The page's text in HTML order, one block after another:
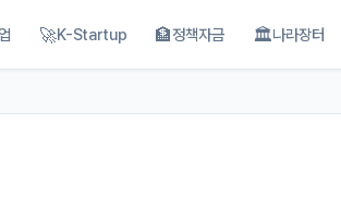
🚀K-Startup 🏦정책자금 🏛나라장터